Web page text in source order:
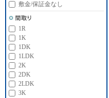
敷金/保証金なし
1R
1K
1DK
1LDK
2K
2DK
2LDK
3K